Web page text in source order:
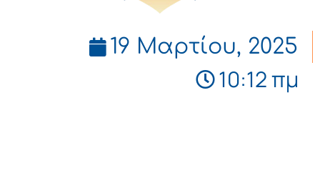
19 Μαρτίου, 2025
10:12 πμ